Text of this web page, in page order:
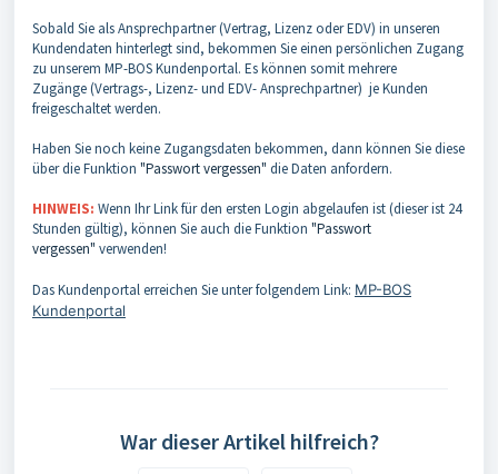
Sobald Sie als Ansprechpartner (Vertrag, Lizenz oder EDV) in unseren
Kundendaten hinterlegt sind, bekommen Sie einen persönlichen Zugang
zu unserem MP-BOS Kundenportal. Es können somit mehrere
Zugänge(Vertrags-, Lizenz- und EDV- Ansprechpartner) je Kunden
freigeschaltet werden.
Haben Sie noch keine Zugangsdaten bekommen, dann können Sie diese
über die Funktion "Passwort vergessen" die Daten anfordern.
HINWEIS: Wenn Ihr Link für den ersten Login abgelaufen ist (dieser ist 24
Stunden gültig), können Sie auch die Funktion "Passwort
vergessen" verwenden!
Das Kundenportal erreichen Sie unter folgendem Link: MP-BOS
Kundenportal
War dieser Artikel hilfreich?